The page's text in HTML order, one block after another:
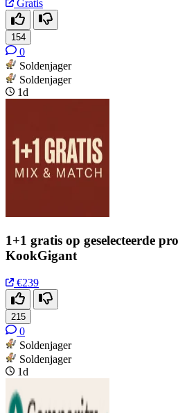
Gratis
154
0
Soldenjager
Soldenjager
1d
1+1 gratis op geselecteerde
KookGigant
€239
215
0
Soldenjager
Soldenjager
1d